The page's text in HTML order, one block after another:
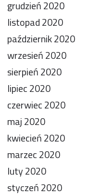
grudzień 2020
listopad 2020
październik 2020
wrzesień 2020
sierpień 2020
lipiec 2020
czerwiec 2020
maj 2020
kwiecień 2020
marzec 2020
luty 2020
styczeń 2020